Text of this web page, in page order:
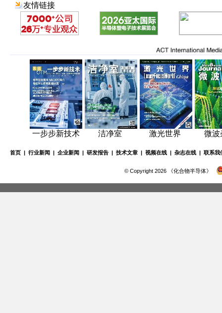
友情链接
一步步新技术 洁净室 激光世界 微波
首页 | 行业新闻 | 企业新闻 | 研发报告 | 技术文章 | 视频在线 | 杂志在线 | 联系我
© Copyright 2026 《化合物半导体》